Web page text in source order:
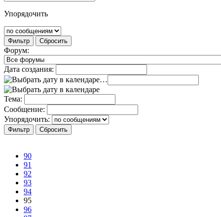
Упорядочить
Фильтр Сбросить
Форум:
Дата создания:
…
Тема:
Сообщение:
Упорядочить:
90
91
92
93
94
95
96